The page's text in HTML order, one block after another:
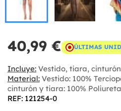
40,99 € ÚLTIMAS
Incluye: Vestido, tiara,
Material: Vestido: 100%
cinturón y tiara: 100%
REF: 121254-0